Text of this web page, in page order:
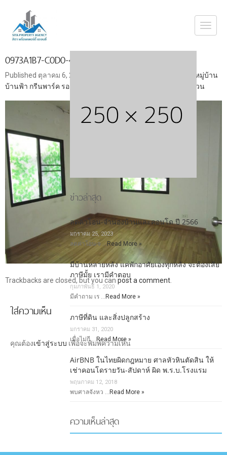
0973A1B7-C0D0-487D-8FF4-125DB6CC5DA9
Published ตุลาคม 6, 2019
ขายบ้านเดี่ยว 2 ชั้น หมู่บ้าน
บ้านฟ้า กรีนพาร์ค รอยัล ธนบุรีรมย์ ประชาอุทิศ ทุ่งครุ ใกล้ทางด่วน
Trackbacks are closed, but you can post a comment
ใส่ความเห็น
คุณต้องเข้าสู่ระบบ เพื่อจะพิมพ์ความเห็น
ข่าวล่าสุด
ลดค่าโอน-จำนองบ้านและคอนโด ปี 2566
มกราคม 25, 2023
ลดค่าโอน-จ … Read More »
มีบ้านหลายหลัง แค่พักอาศัยเองทุกหลัง จะต้องเสีย
ภาษีมั้ย เรามีคำตอบ
กุมภาพันธ์ 1, 2020
มีคำถาม เร … Read More »
ภาษีที่ดิน และสิ่งปลูกสร้าง
มกราคม 31, 2020
เมื่อไม่กี … Read More »
AirBNB ในไทยผิดกฎหมาย ศาลหัวหินตัดสิน ให้
เช่าคอนโดรายวัน-สัปดาห์ ผิด พ.ร.บ.โรงแรม
พฤษภาคม 12, 2018
พบศาลจังหว … Read More »
ความเห็นล่าสุด